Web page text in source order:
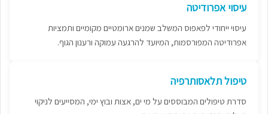
עיסוי אפרודיטה
עיסוי ייחודי לפאפוס המשלב שמנים ארומטיים מקומיים ותמציות
אפרודיטה המפורסמות, המיועד להרגעה עמוקה ורענון הגוף.
טיפול תלאסותרפיה
סדרת טיפולים המבוססים על מי ים, אצות ובוץ ימי, המסייעים לניקוי